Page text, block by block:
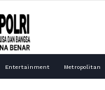
Purna
Entertainment Metropolitan